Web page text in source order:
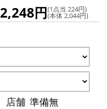
2,248円(1点当 224円)
(本体 2,044円)
店舗 準備無